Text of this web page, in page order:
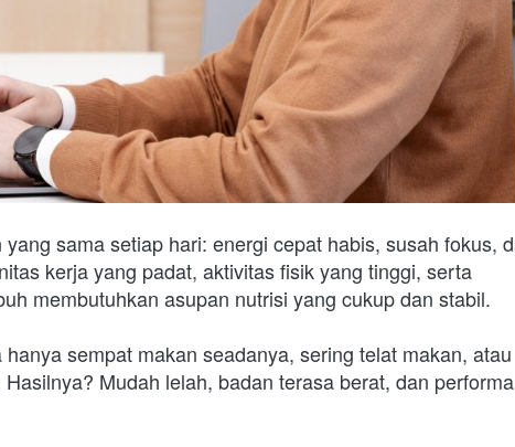
sama setiap hari: energi cepat habis, susah fokus,
kerja yang padat, aktivitas fisik yang tinggi, serta
membutuhkan asupan nutrisi yang cukup dan stabil.
sempat makan seadanya, sering telat makan, atau
Mudah lelah, badan terasa berat, dan performa